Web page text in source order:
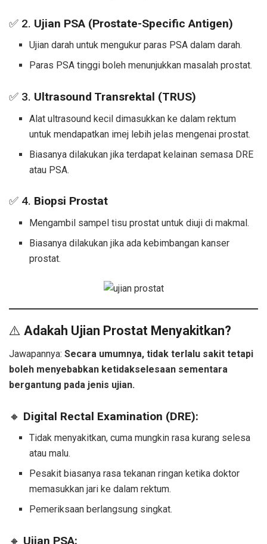
✅ 2. Ujian PSA (Prostate-Specific Antigen)
Ujian darah untuk mengukur paras PSA dalam darah.
Paras PSA tinggi boleh menunjukkan masalah prostat.
✅ 3. Ultrasound Transrektal (TRUS)
Alat ultrasound kecil dimasukkan ke dalam rektum
untuk mendapatkan imej lebih jelas mengenai prostat.
Biasanya dilakukan jika terdapat kelainan semasa DRE
atau PSA.
✅ 4. Biopsi Prostat
Mengambil sampel tisu prostat untuk diuji di makmal.
Biasanya dilakukan jika ada kebimbangan kanser
prostat.
⚠️ Adakah Ujian Prostat Menyakitkan?
Jawapannya: Secara umumnya, tidak terlalu sakit tetapi
boleh menyebabkan ketidakselesaan sementara
bergantung pada jenis ujian.
🔸 Digital Rectal Examination (DRE):
Tidak menyakitkan, cuma mungkin rasa kurang selesa
atau malu.
Pesakit biasanya rasa tekanan ringan ketika doktor
memasukkan jari ke dalam rektum.
Pemeriksaan berlangsung singkat.
🔸 Ujian PSA: